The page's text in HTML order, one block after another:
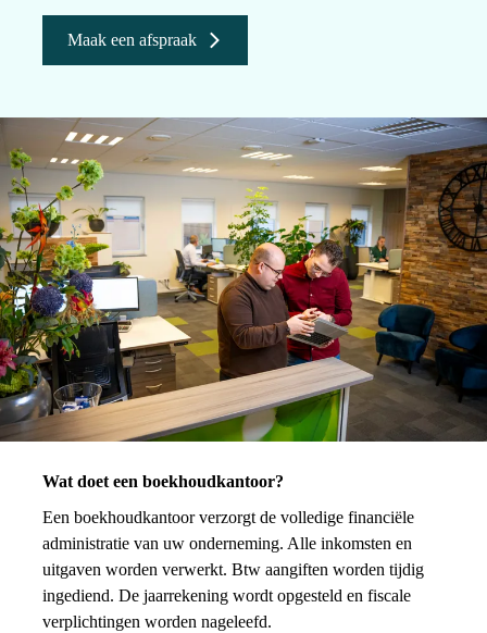
Maak een afspraak
Wat doet een boekhoudkantoor?
Een boekhoudkantoor verzorgt de volledige financiële
administratie van uw onderneming. Alle inkomsten en
uitgaven worden verwerkt. Btw aangiften worden tijdig
ingediend. De jaarrekening wordt opgesteld en fiscale
verplichtingen worden nageleefd.